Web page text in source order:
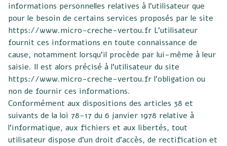
informations personnelles relatives à l’utilisateur que
pour le besoin de certains services proposés par le site
https://www.micro-creche-vertou.fr L’utilisateur
fournit ces informations en toute connaissance de
cause, notamment lorsqu’il procède par lui-même à leur
saisie. Il est alors précisé à l’utilisateur du site
https://www.micro-creche-vertou.fr l’obligation ou
non de fournir ces informations.
Conformément aux dispositions des articles 38 et
suivants de la loi 78-17 du 6 janvier 1978 relative à
l’informatique, aux fichiers et aux libertés, tout
utilisateur dispose d’un droit d’accès, de rectification et